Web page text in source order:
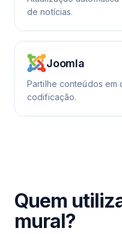
de notícias.
Joomla
Partilhe conteúdos em
codificação.
Quem
mural?